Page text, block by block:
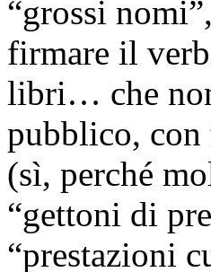
“grossi
firmare il
libri… che
pubblico,
(sì, perché
“gettoni di
“prestazioni